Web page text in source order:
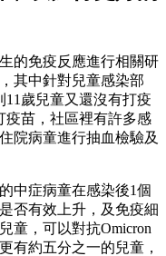
的免疫反應進行相關研
其中針對兒童感染部
歲兒童又還沒有打疫
疫苗，社區裡有許多感
院病童進行抽血檢驗及
中症病童在感染後1個
否有效上升，及免疫細
童，可以對抗Omicron
有約五分之一的兒童，